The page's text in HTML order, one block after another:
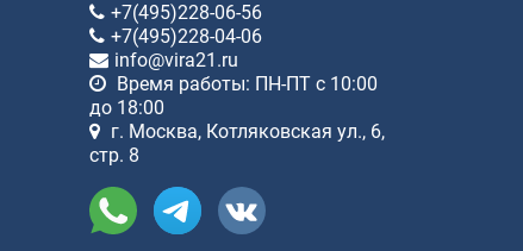
+7(495)228-06-56
+7(495)228-04-06
info@vira21.ru
Время работы: ПН-ПТ с 10:00
до 18:00
г. Москва, Котляковская ул., 6,
стр. 8